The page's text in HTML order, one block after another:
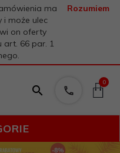
ma
i może ulec
on oferty
art. 66 par. 1
Rozumiem
0